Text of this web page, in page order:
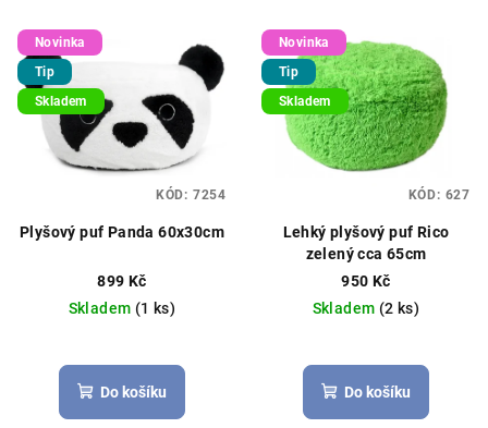
Novinka
Tip
Skladem
Plyšový puf Panda 60x30cm
899 Kč
Skladem (1 ks)
Do košíku
KÓD: 7254
Novinka
Tip
Skladem
Lehký plyšový puf Rico
zelený cca 65cm
950 Kč
Skladem (2 ks)
Do košíku
KÓD: 627